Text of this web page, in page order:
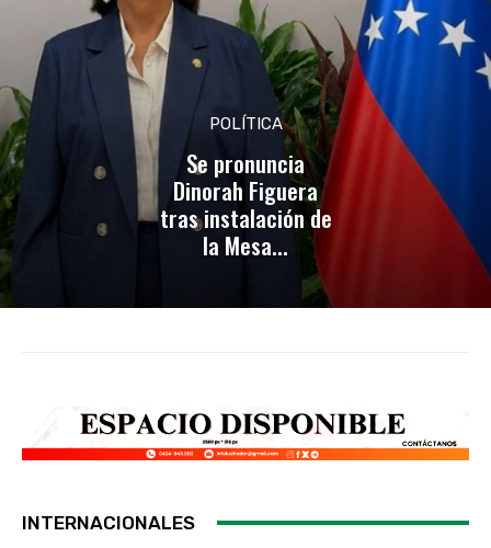
POLÍTICA
Se pronuncia
Dinorah Figuera
tras instalación de
la Mesa...
INTERNACIONALES